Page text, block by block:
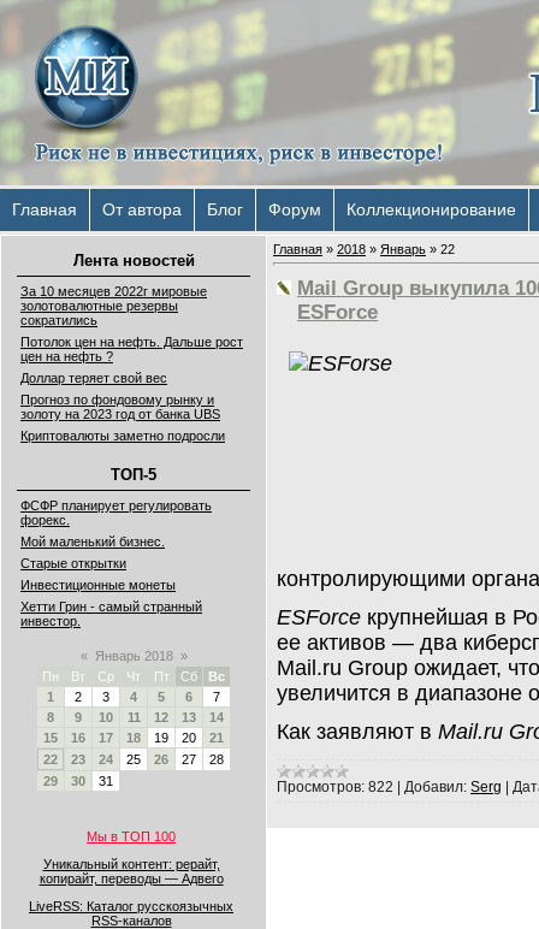
Главная От автора Блог Форум Коллекционирование
Лента новостей
За 10 месяцев 2022г мировые
золотовалютные резервы
сократились
Потолок цен на нефть. Дальше рост
цен на нефть ?
Доллар теряет свой вес
Прогноз по фондовому рынку и
золоту на 2023 год от банка UBS
Криптовалюты заметно подросли
ТОП-5
ФСФР планирует регулировать
форекс.
Мой маленький бизнес.
Старые открытки
Инвестиционные монеты
Хетти Грин - самый странный
инвестор.
« Январь 2018 »
Пн
Вт Ср Чт Пт Сб
Вс
1
2 3 4 5 6
7
8
9 10 11 12 13
14
15
16 17 18 19 20
21
22
23 24 25 26 27
28
29
30 31
Мы в ТОП 100
Уникальный контент: рерайт,
копирайт, переводы — Адвего
LiveRSS: Каталог русскоязычных
RSS-каналов
Главная » 2018 » Январь » 22
Mail Group выкупила
ESForce
контролирующими
ESForce крупнейшая в
ее активов — два
Mail.ru Group ожидает,
увеличится в диапазоне
Как заявляют в Mail.ru
Просмотров: 822 Добавил: Serg